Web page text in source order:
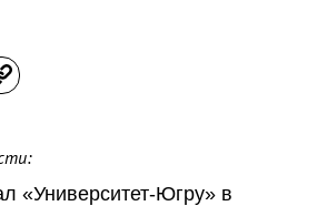
«Университет-Югру» в